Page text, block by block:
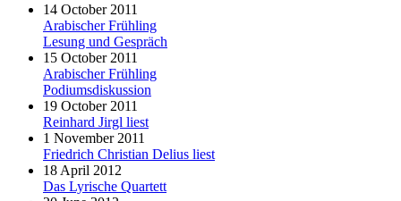
14 October 2011
Arabischer Frühling
Lesung und Gespräch
15 October 2011
Arabischer Frühling
Podiumsdiskussion
19 October 2011
Reinhard Jirgl liest
1 November 2011
Friedrich Christian Delius liest
18 April 2012
Das Lyrische Quartett